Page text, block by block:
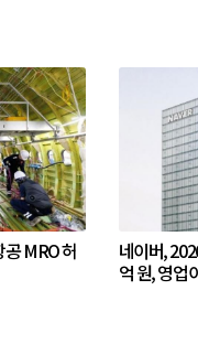
공 MRO 허
네이버,
억 원, 영업